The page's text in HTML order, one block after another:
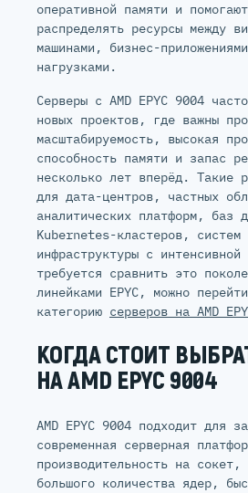
оперативной памяти и
распределять ресурсы между
машинами, бизнес-
нагрузками.
Серверы с AMD EPYC 9004
новых проектов, где важны
масштабируемость, высокая
способность памяти и запас
несколько лет вперёд. Такие
для дата-центров, частных
аналитических платформ, баз
Kubernetes-кластеров, систем
инфраструктуры с
требуется сравнить это
линейками EPYC, можно
категорию серверов на AMD
КОГДА СТОИТ
НА AMD EPYC 9004
AMD EPYC 9004 подходит для
современная серверная
производительность на сокет,
большого количества ядер,